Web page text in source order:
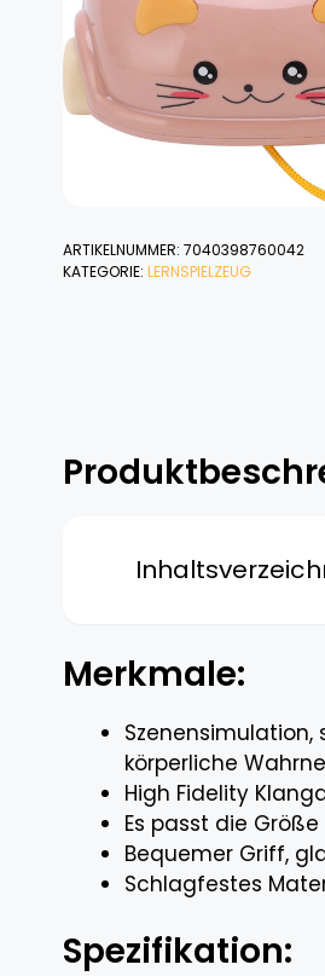
ARTIKELNUMMER: 7040398760042
KATEGORIE: LERNSPIELZEUG
Merkmale:
körperliche
High Fidelity
Es passt die
Bequemer Griff,
Schlagfestes
Spezifikation: